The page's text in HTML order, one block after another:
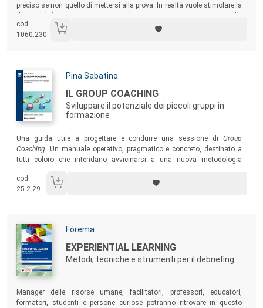
preciso se non quello di mettersi alla prova. In realtà vuole stimolare la
meccanismi che appannano le potenzialità creative e ad apprendere
tecniche che le favoriscono.
cod.
1060.230
Autori:
Pina Sabatino
Titolo:
IL GROUP COACHING
Sviluppare il potenziale dei piccoli gruppi in
formazione
Una guida utile a progettare e condurre una sessione di Group
Coaching. Un manuale operativo, pragmatico e concreto, destinato a
tutti coloro che intendano avvicinarsi a una nuova metodologia
propria palestra di apprendimento.
cod.
25.2.29
Autori:
Fòrema
Titolo:
EXPERIENTIAL LEARNING
Metodi, tecniche e strumenti per il debriefing
Manager delle risorse umane, facilitatori, professori, educatori,
formatori, studenti e persone curiose potranno ritrovare in questo